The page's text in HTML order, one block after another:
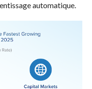
automatique.